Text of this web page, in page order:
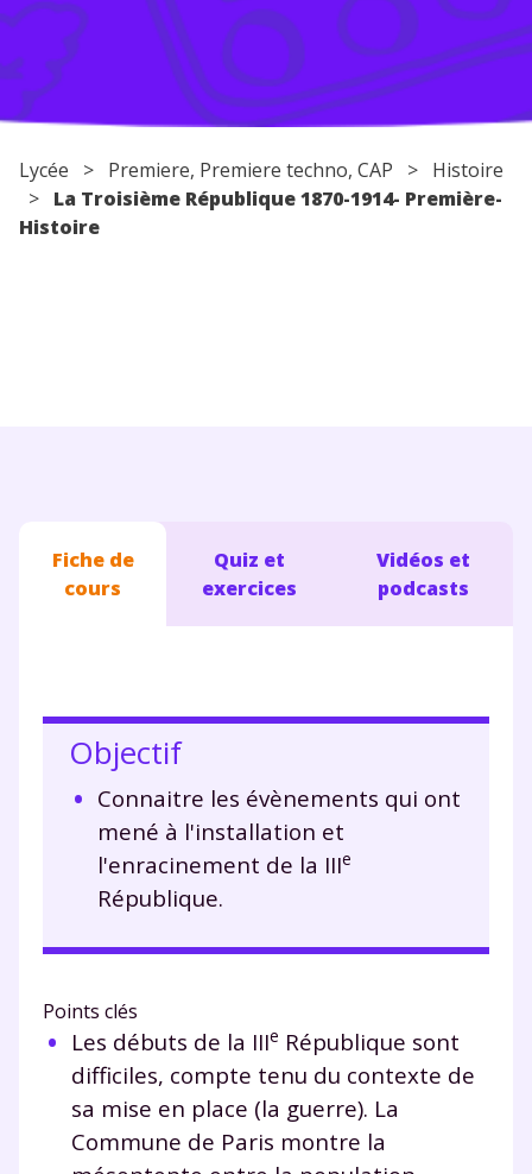
Conseils pour les parents
Lycée > Premiere, Premiere techno, CAP > Histoire
> La Troisième République 1870-1914- Première-
Histoire
Fiche de
cours
Quiz et
exercices
Vidéos et
podcasts
Objectif
Connaitre les évènements qui ont
mené à l'installation et
l'enracinement de la IIIe
République.
Points clés
Les débuts de la IIIe République sont
difficiles, compte tenu du contexte de
sa mise en place (la guerre). La
Commune de Paris montre la